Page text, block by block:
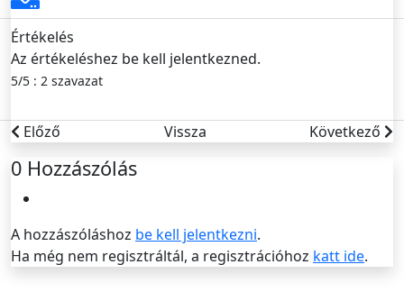
Értékelés
Az értékeléshez be kell jelentkezned.
5/5 : 2 szavazat
Előző Vissza Következő
0 Hozzászólás
A hozzászóláshoz be kell jelentkezni.
Ha még nem regisztráltál, a regisztrációhoz katt ide.